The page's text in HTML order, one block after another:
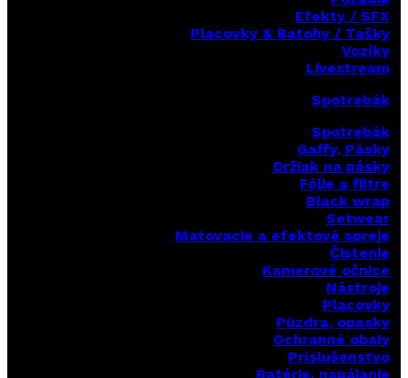
Efekty / SFX
Placovky & Batohy / Tašky
Vozíky
Livestream
Spotrebák
Spotrebák
Gaffy, Pásky
Držiak na pásky
Fólie a filtre
Black wrap
Setwear
Matovacie a efektové spreje
Čistenie
Kamerové očnice
Nástroje
Placovky
Púzdra, opasky
Ochranné obaly
Príslušenstvo
Batérie, napájanie